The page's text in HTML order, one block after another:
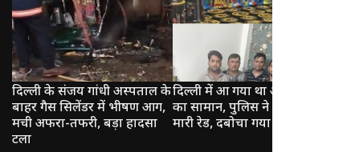
दिल्ली के संजय गांधी अस्पताल के
बाहर गैस सिलेंडर में भीषण आग,
मची अफरा-तफरी, बड़ा हादसा
टला
दिल्ली में आ गया था आपकी मौत
का सामान, पुलिस ने ऐन वक्त पर
मारी रेड, दबोचा गया आरोपी